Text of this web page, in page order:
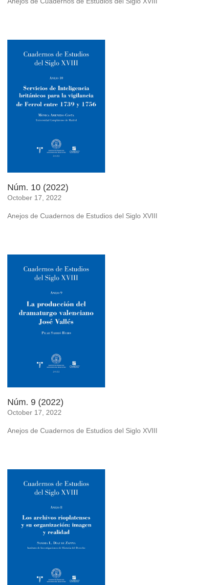
Núm. 10 (2022)
October 17, 2022
Anejos de Cuadernos de Estudios del Siglo XVIII
Núm. 9 (2022)
October 17, 2022
Anejos de Cuadernos de Estudios del Siglo XVIII